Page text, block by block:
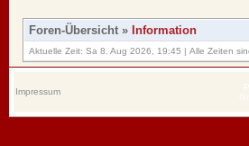
Foren-Übersicht » Information
Aktuelle Zeit: Sa 8. Aug 2026, 19:45 | Alle Zeiten
Impressum